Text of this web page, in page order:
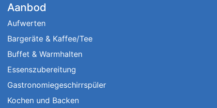
Aanbod
Aufwerten
Bargeräte & Kaffee/Tee
Buffet & Warmhalten
Essenszubereitung
Gastronomiegeschirrspüler
Kochen und Backen